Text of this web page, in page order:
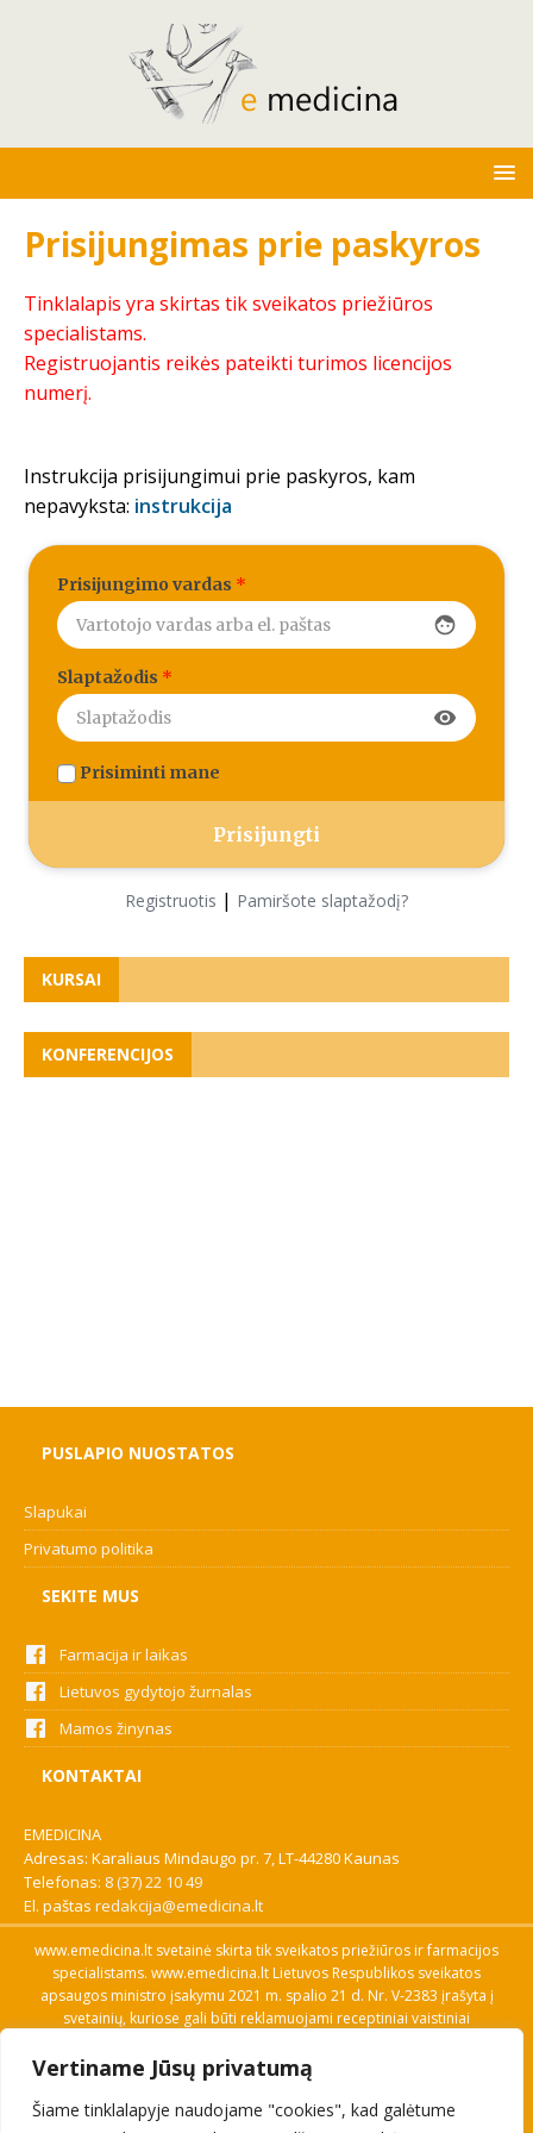
Vertiname Jūsų privatumą
Šiame tinklalapyje naudojame "cookies", kad galėtume
Prisijungimas prie paskyros
Tinklalapis yra skirtas tik sveikatos priežiūros
specialistams.
Registruojantis reikės pateikti turimos licencijos
numerį.
Instrukcija prisijungimui prie paskyros, kam
nepavyksta: instrukcija
Prisijungimo vardas *
face
Slaptažodis *
visibility
Prisiminti mane
Registruotis | Pamiršote slaptažodį?
KURSAI
KONFERENCIJOS
PUSLAPIO NUOSTATOS
Slapukai
Privatumo politika
SEKITE MUS
Farmacija ir laikas
Lietuvos gydytojo žurnalas
Mamos žinynas
KONTAKTAI
EMEDICINA
Adresas: Karaliaus Mindaugo pr. 7, LT-44280 Kaunas
Telefonas: 8 (37) 22 10 49
El. paštas redakcija@emedicina.lt
www.emedicina.lt svetainė skirta tik sveikatos priežiūros ir farmacijos
specialistams. www.emedicina.lt Lietuvos Respublikos sveikatos
apsaugos ministro įsakymu 2021 m. spalio 21 d. Nr. V-2383 įrašyta į
svetainių, kuriose gali būti reklamuojami receptiniai vaistiniai
savo profesinę kvalifikaciją. Naudingos nuorodos: Vaistų ir medicinos
pagalbos priemonių kainų paieška, VVKT tinklalapis, Sveikatos
priežiūros ar farmacijos specialisto pranešimo apie įtariamą